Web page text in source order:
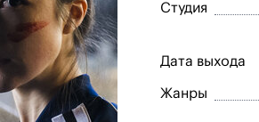
Студия
Дата выхода
Жанры